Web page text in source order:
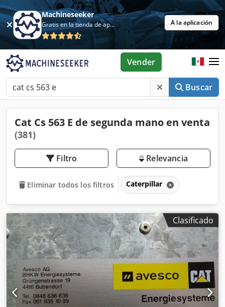
Machineseeker
Gratis en la tienda de aplicaciones A la aplicación
Buscar
Vender
Cat Cs 563 E de segunda mano en venta
(381)
Filtro Relevancia
Eliminar todos los filtros Caterpillar
Clasificado